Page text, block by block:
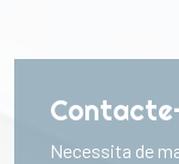
Necessita de